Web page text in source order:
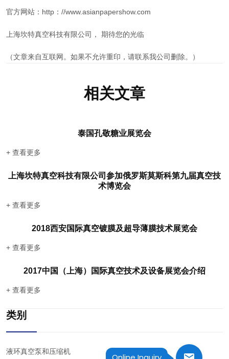
官方网站：http：//www.asianpapershow.com
上海坎特真空科技有限公司， 期待您的光临
（文章来自互联网。如果不允许重印，请联系我公司删除。）
相关文章
泰国孔敬糖业展览会
+ 查看更多
上海坎特真空科技有限公司参加俄罗斯莫斯科第九届真空技
术博览会
+ 查看更多
2018西安国际真空镀膜及超导薄膜技术展览会
+ 查看更多
2017中国（上海）国际真空技术及设备展览会介绍
+ 查看更多
类别
液环真空泵和压缩机